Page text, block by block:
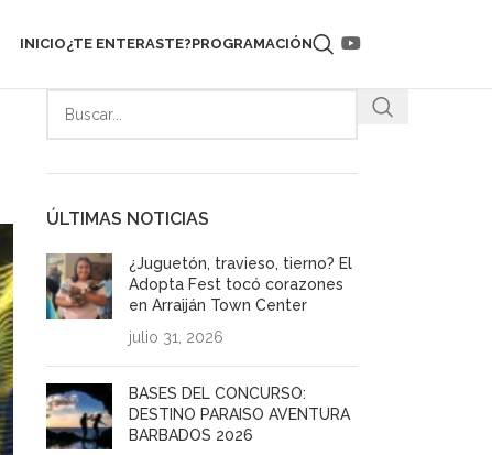
INICIO¿TE ENTERASTE?PROGRAMACIÓN
ÚLTIMAS NOTICIAS
¿Juguetón, travieso, tierno? El
Adopta Fest tocó corazones
en Arraiján Town Center
julio 31, 2026
BASES DEL CONCURSO:
DESTINO PARAISO AVENTURA
BARBADOS 2026